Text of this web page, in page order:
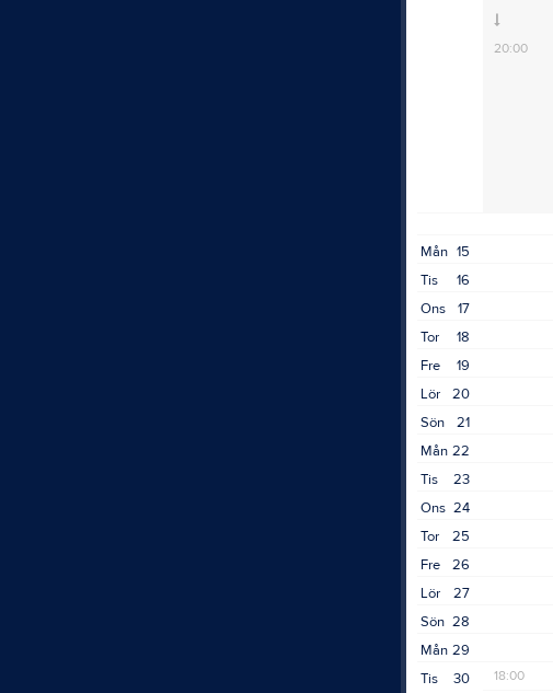
20:00
15
Mån
16
Tis
17
Ons
18
Tor
19
Fre
20
Lör
21
Sön
22
Mån
23
Tis
24
Ons
25
Tor
26
Fre
27
Lör
28
Sön
29
Mån
30
Tis 18:00